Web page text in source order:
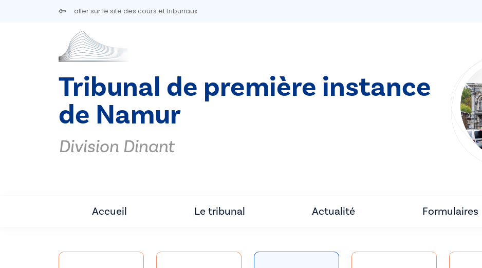
Aller au contenu principalaller sur le site des cours et tribunaux
Tribunal de première instance
de Namur
Division Dinant
Accueil Le tribunal Actualité Formulaires